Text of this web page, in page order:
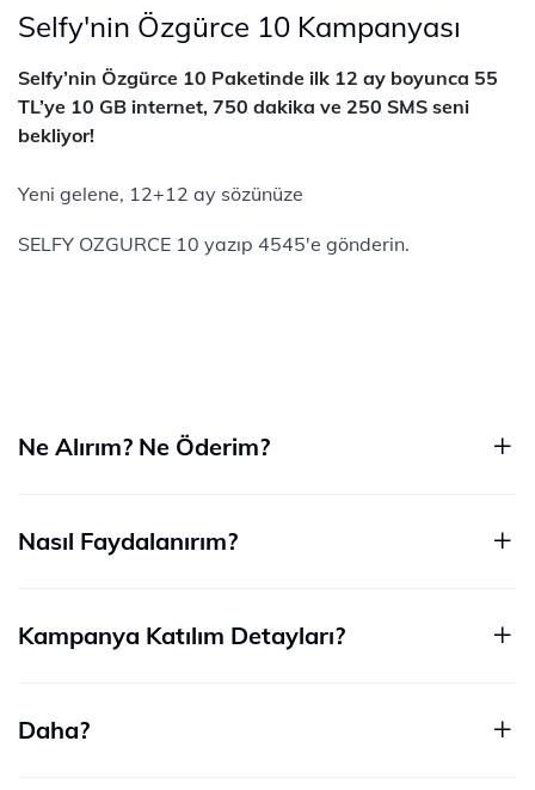
Selfy'nin Özgürce 10 Kampanyası
Selfy’nin Özgürce 10 Paketinde ilk 12 ay boyunca 55
TL’ye 10 GB internet, 750 dakika ve 250 SMS seni
bekliyor!
Yeni gelene, 12+12 ay sözünüze
SELFY OZGURCE 10 yazıp 4545'e gönderin.
Ne Alırım? Ne Öderim?
Nasıl Faydalanırım?
Kampanya Katılım Detayları?
Daha?